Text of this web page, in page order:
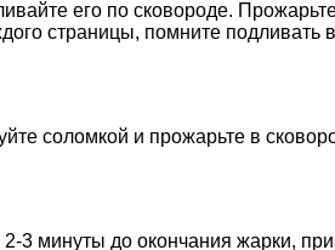
его по сковороде.
страницы, помните подливать
соломкой и прожарьте в
2-3 минуты до окончания жарки,